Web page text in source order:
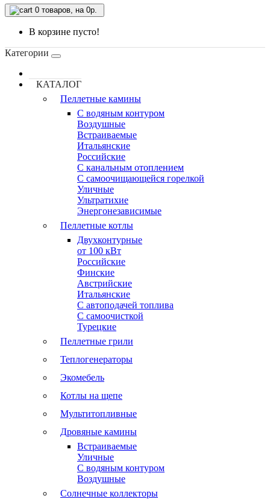
0 товаров, на 0р.
В корзине пусто!
Категории
КАТАЛОГ
Пеллетные камины
C водяным контуром
Воздушные
Встраиваемые
Итальянские
Российские
С канальным отоплением
С самоочищающейся горелкой
Уличные
Ультратихие
Энергонезависимые
Пеллетные котлы
Двухконтурные
от 100 кВт
Российские
Финские
Австрийские
Итальянские
С автоподачей топлива
С самоочисткой
Турецкие
Пеллетные грили
Теплогенераторы
Экомебель
Котлы на щепе
Мультитопливные
Дровяные камины
Встраиваемые
Уличные
С водяным контуром
Воздушные
Солнечные коллекторы